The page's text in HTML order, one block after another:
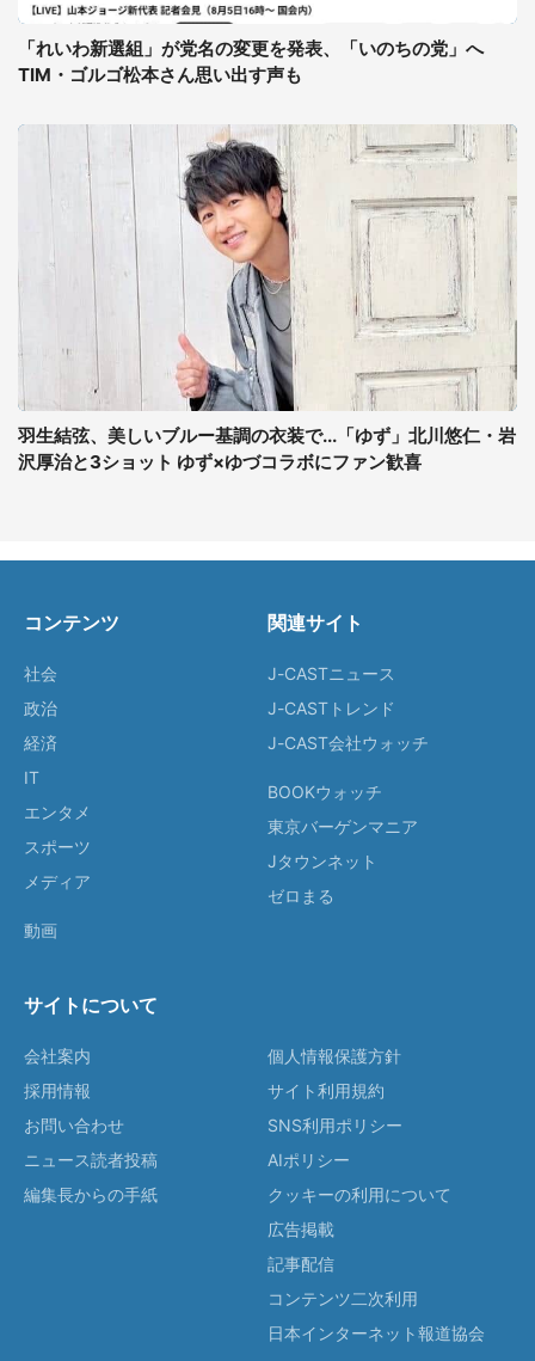
「れいわ新選組」が党名の変更を発表、「いのちの党」へ
TIM・ゴルゴ松本さん思い出す声も
羽生結弦、美しいブルー基調の衣装で...「ゆず」北川悠仁・岩
沢厚治と3ショット ゆず×ゆづコラボにファン歓喜
コンテンツ
社会
政治
経済
IT
エンタメ
スポーツ
メディア
動画
関連サイト
J-CASTニュース
J-CASTトレンド
J-CAST会社ウォッチ
BOOKウォッチ
東京バーゲンマニア
Jタウンネット
ゼロまる
サイトについて
会社案内
採用情報
お問い合わせ
ニュース読者投稿
編集長からの手紙
個人情報保護方針
サイト利用規約
SNS利用ポリシー
AIポリシー
クッキーの利用について
広告掲載
記事配信
コンテンツ二次利用
日本インターネット報道協会